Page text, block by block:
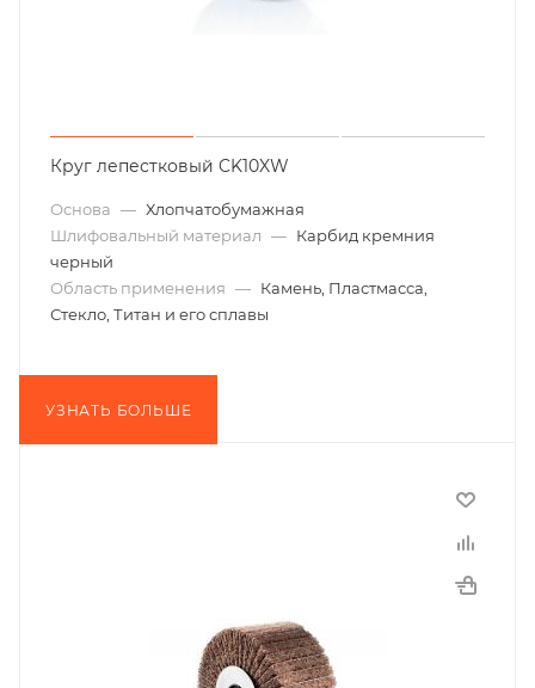
Круг лепестковый CK10XW
Основа — Хлопчатобумажная
Шлифовальный материал — Карбид кремния
черный
Область применения — Камень, Пластмасса,
Стекло, Титан и его сплавы
УЗНАТЬ БОЛЬШЕ